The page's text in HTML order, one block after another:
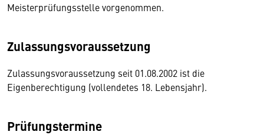
Meisterprüfungsstelle vorgenommen.
Zulassungsvoraussetzung
Zulassungsvoraussetzung seit 01.08.2002 ist die
Eigenberechtigung (vollendetes 18. Lebensjahr).
Prüfungstermine